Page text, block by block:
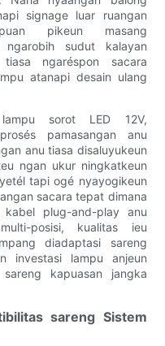
signage luar ruangan
pikeun masang
ngarobih sudut kalayan
ngaréspon sacara
atanapi desain ulang
sorot LED 12V,
pamasangan anu
anu tiasa disaluyukeun
ngan ukur ningkatkeun
tapi ogé nyayogikeun
sacara tepat dimana
plug-and-play anu
posisi, kualitas ieu
diadaptasi sareng
investasi lampu anjeun
kapuasan jangka
sareng Sistem